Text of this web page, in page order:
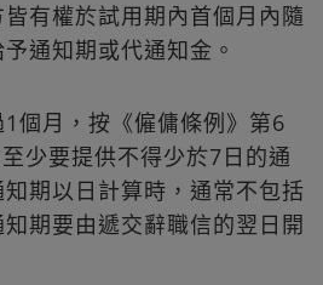
有權於試用期內首個月內隨
通知期或代通知金。
個月，按《僱傭條例》第6
少要提供不得少於7日的通
期以日計算時，通常不包括
期要由遞交辭職信的翌日開